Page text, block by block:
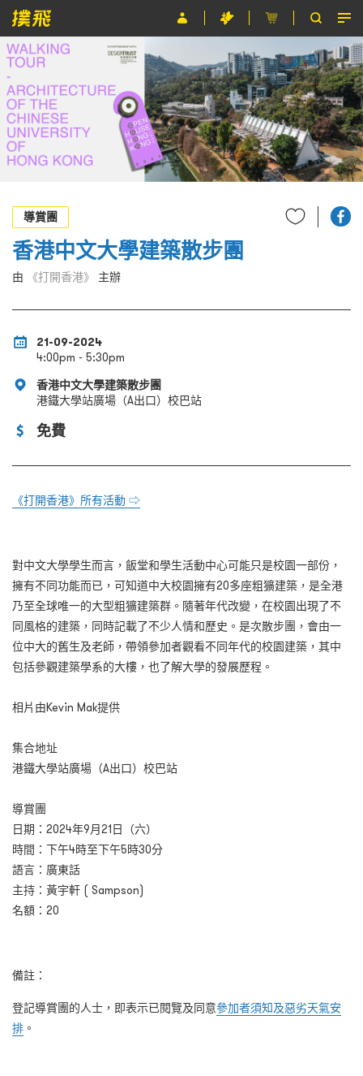
節目
主辦單位
關於撲飛
條款及細則
EN
導賞團
香港中文大學建築散步團
由 《打開香港》 主辦
21-09-2024
4:00pm - 5:30pm
香港中文大學建築散步團
港鐵大學站廣場（A出口）校巴站
免費
《打開香港》所有活動 ⇨
對中文大學學生而言，飯堂和學生活動中心可能只是校園一部份，
擁有不同功能而已，可知道中大校園擁有20多座粗獷建築，是全港
乃至全球唯一的大型粗獷建築群。隨著年代改變，在校園出現了不
同風格的建築，同時記載了不少人情和歷史。是次散步團，會由一
位中大的舊生及老師，帶領參加者觀看不同年代的校園建築，其中
包括參觀建築學系的大樓，也了解大學的發展歷程。
相片由Kevin Mak提供
集合地址
港鐵大學站廣場（A出口）校巴站
導賞團
日期：2024年9月21日（六）
時間：下午4時至下午5時30分
語言：廣東話
主持：黃宇軒 ( Sampson)
名額：20
備註：
登記導賞團的人士，即表示已閱覽及同意參加者須知及惡劣天氣安
排 。